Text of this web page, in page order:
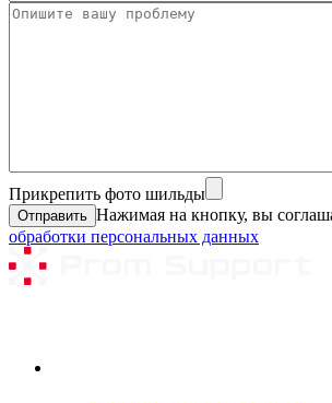
Прикрепить фото шильды
Нажимая на кнопку, вы
обработки персональных данных